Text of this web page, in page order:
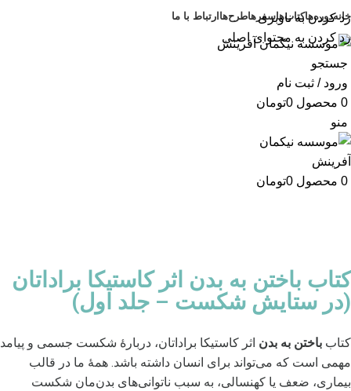
رد کردن به ناوبری
رد کردن به محتوای اصلی
خانهدوره‌هاکتاب‌هاسفرهاطرح‌ها ارتباط با ما
جستجو
ورود / ثبت نام
0 محصول 0تومان
منو
0 محصول 0تومان
کتاب باختن به بدن اثر کاستیکا براداتان
(در ستایش شکست – جلد اول)
کتاب باختن به بدن اثر کاستیکا براداتان، دربارۀ‌ شکست‌ جسمی و پیامد
مهمی است که می‌تواند برای انسان داشته باشد. همۀ ما در قالب
بیماری، ضعف یا کهنسالی، به سبب ناتوانی‌های بدن‌مان شکست